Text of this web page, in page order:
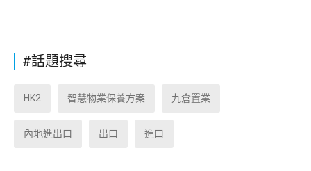
#話題搜尋
HK2 智慧物業保養方案 九倉置業
內地進出口 出口 進口